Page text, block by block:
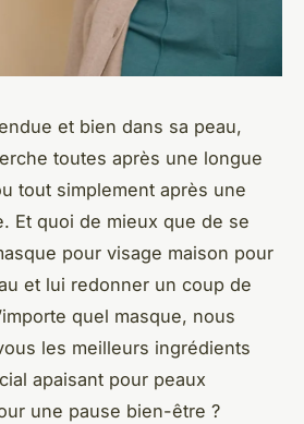
et bien dans sa peau,
toutes après une longue
tout simplement après une
Et quoi de mieux que de se
pour visage maison pour
et lui redonner un coup de
quel masque, nous
les meilleurs ingrédients
apaisant pour peaux
une pause bien-être ?